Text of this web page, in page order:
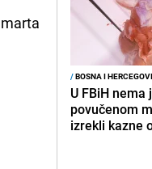
/BOSNA I
U FBiH
povučenom
izrekli kazne